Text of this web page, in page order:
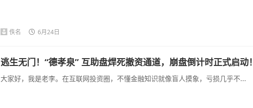
佚名 6月24日
逃生无门！“德孝泉” 互助盘焊死撤资通道，崩盘倒计时正式启动！
大家好，我是老李。在互联网投资圈，不懂金融知识就像盲人摸象，亏损几乎不...